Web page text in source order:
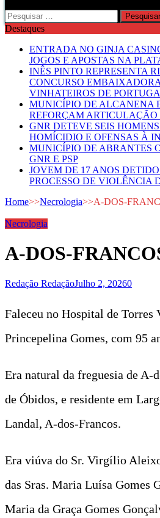
Pesquisar
por:
Destaques
ENTRADA NO GINJA
JOGOS E APOSTAS NA
INÊS PINTO REPRESENTA
CONCURSO
VINHATEIROS DE
MUNICÍPIO DE ALCANENA
REFORÇAM
GNR DETEVE SEIS
HOMÍCIDIO E OFENSAS À
MUNICÍPIO DE ABRANTES
GNR E PSP
JOVEM DE 17 ANOS
PROCESSO DE VIOLÊNCIA
Home>>Necrologia>>A-DOS-
Necrologia
A-DOS-
Redação RedaçãoJulho 2, 20260
Faleceu no Hospital de Torres
Princepelina Gomes, com 95
Era natural da freguesia de A-
de Óbidos, e residente em
Landal, A-dos-Francos.
Era viúva do Sr. Virgílio
das Sras. Maria Luísa Gomes
Maria da Graça Gomes